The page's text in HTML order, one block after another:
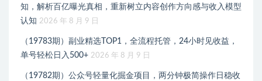
知，解析百亿曝光真相，重新树立内容创作方向感与收入模型
认知 2026 年 8 月 9 日
（19783期）副业精选TOP1，全流程托管，24小时见收益，
单号轻松日入500+ 2026 年 8 月 9 日
（19782期）公众号轻量化掘金项目，两分钟极简操作日稳收